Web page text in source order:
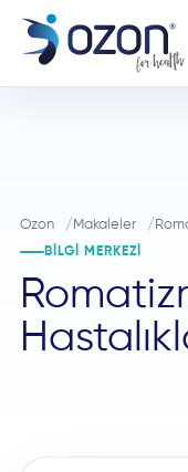
Ozon Makaleler
BILGI MERKEZI